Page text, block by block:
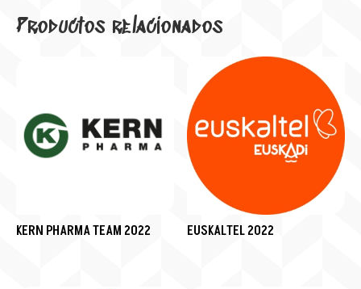
Productos relacionados
KERN PHARMA TEAM 2022 EUSKALTEL 2022